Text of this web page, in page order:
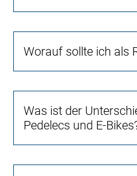
Worauf sollte ich als
Was ist der
Pedelecs und E-